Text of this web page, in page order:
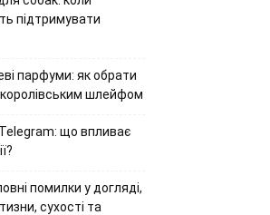
підтримувати
парфуми: як обрати
королівським шлейфом
що впливає
помилки у догляді,
сухості та